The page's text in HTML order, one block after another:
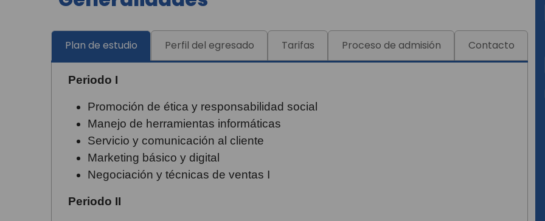
Plan de estudio Perfil del egresado Tarifas Proceso de admisión Contacto
Periodo I
Promoción de ética y responsabilidad social
Manejo de herramientas informáticas
Servicio y comunicación al cliente
Marketing básico y digital
Negociación y técnicas de ventas I
Periodo II